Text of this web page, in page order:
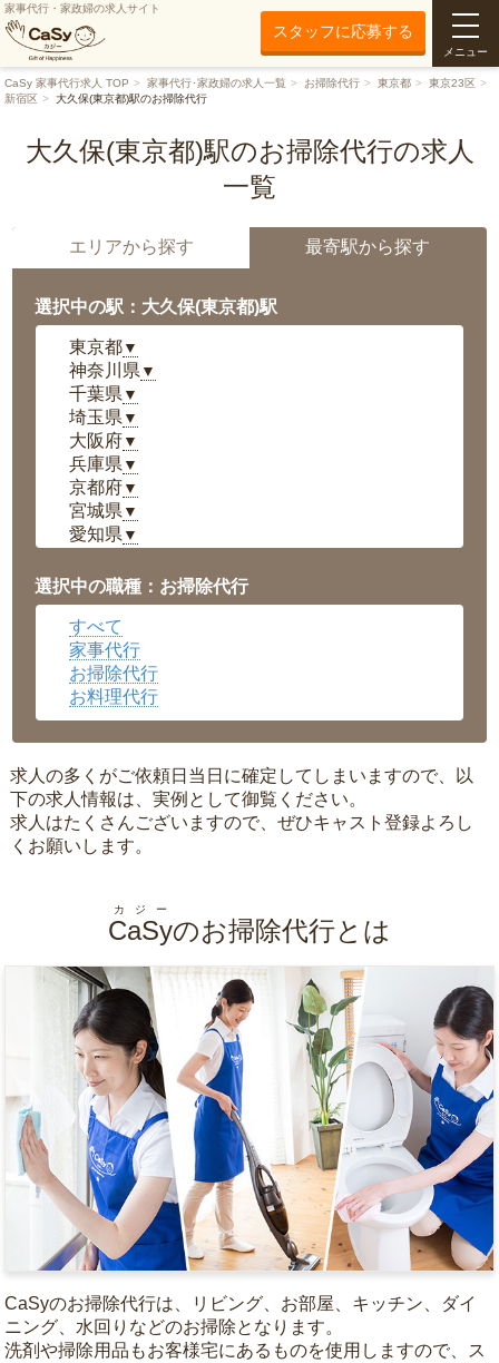
家事代行・家政婦の求人サイト
スタッフに応募する
メニュー
CaSy 家事代行求人 TOP 家事代行･家政婦の求人一覧 お掃除代行 東京都
東京23区
新宿区
大久保(東京都)駅のお掃除代行
大久保(東京都)駅のお掃除代行の求人
一覧
エリアから探す 最寄駅から探す
選択中の駅：大久保(東京都)駅
東京都▼
神奈川県 ▼
千葉県 ▼
埼玉県 ▼
大阪府▼
兵庫県 ▼
京都府▼
宮城県 ▼
愛知県 ▼
岡山県▼
広島県▼
沖縄県
選択中の職種：お掃除代行
すべて
家事代行
お掃除代行
お料理代行
求人の多くがご依頼日当日に確定してしまいますので、以
下の求人情報は、実例として御覧ください。
求人はたくさんございますので、ぜひキャスト登録よろし
くお願いします。
CaSy
カジー
のお掃除代行とは
CaSyのお掃除代行は、リビング、お部屋、キッチン、ダイ
ニング、水回りなどのお掃除となります。
洗剤や掃除用品もお客様宅にあるものを使用しますので、ス